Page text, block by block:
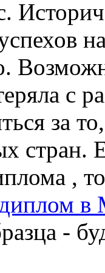
с
за
стран.
,
в
-